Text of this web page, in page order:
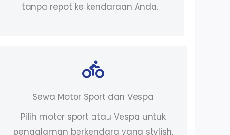
tanpa repot ke kendaraan Anda.
Sewa Motor Sport dan Vespa
Pilih motor sport atau Vespa untuk
pengalaman berkendara yang stylish,